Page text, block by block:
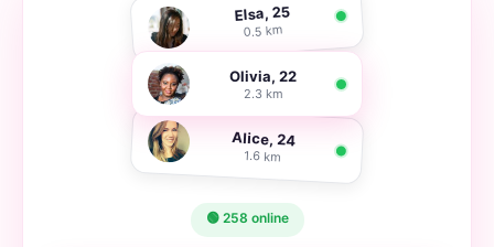
Elsa, 25
0.5 km
Olivia, 22
2.3 km
Alice, 24
1.6 km
🟢 258 online